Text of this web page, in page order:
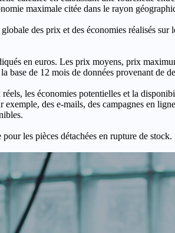
maximale citée dans le rayon
des prix et des économies réalisés sur
en euros. Les prix moyens, prix
de 12 mois de données provenant de
les économies potentielles et la
des e-mails, des campagnes en
les pièces détachées en rupture de stock.